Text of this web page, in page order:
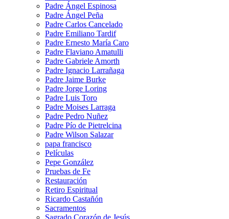
Padre Ángel Espinosa
Padre Ángel Peña
Padre Carlos Cancelado
Padre Emiliano Tardif
Padre Ernesto María Caro
Padre Flaviano Amatulli
Padre Gabriele Amorth
Padre Ignacio Larrañaga
Padre Jaime Burke
Padre Jorge Loring
Padre Luis Toro
Padre Moises Larraga
Padre Pedro Nuñez
Padre Pío de Pietrelcina
Padre Wilson Salazar
papa francisco
Películas
Pepe González
Pruebas de Fe
Restauración
Retiro Espiritual
Ricardo Castañón
Sacramentos